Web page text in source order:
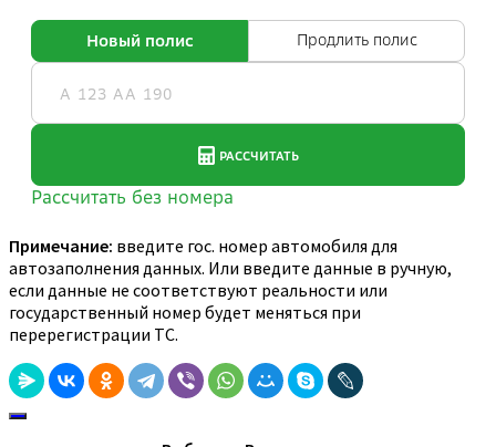
Примечание: введите гос. номер автомобиля для
автозаполнения данных. Или введите данные в ручную,
если данные не соответствуют реальности или
государственный номер будет меняться при
перерегистрации ТС.